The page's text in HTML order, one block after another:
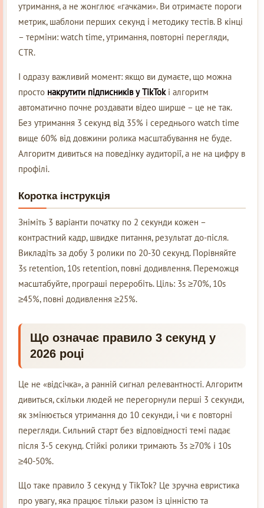
утримання, а не жонглює «гачками». Ви отримаєте пороги
метрик, шаблони перших секунд і методику тестів. В кінці
– терміни: watch time, утримання, повторні перегляди,
CTR.
І одразу важливий момент: якщо ви думаєте, що можна
просто накрутити підписників у TikTokі алгоритм
автоматично почне роздавати відео ширше – це не так.
Без утримання 3 секунд від 35% і середнього watch time
вище 60% від довжини ролика масштабування не буде.
Алгоритм дивиться на поведінку аудиторії, а не на цифру в
профілі.
Коротка інструкція
Зніміть 3 варіанти початку по 2 секунди кожен –
контрастний кадр, швидке питання, результат до-після.
Викладіть за добу 3 ролики по 20-30 секунд. Порівняйте
3s retention, 10s retention, повні додивлення. Переможця
масштабуйте, програші переробіть. Ціль: 3s ≥70%, 10s
≥45%, повні додивлення ≥25%.
Що означає правило 3 секунд у
2026 році
Це не «відсічка», а ранній сигнал релевантності. Алгоритм
дивиться, скільки людей не перегорнули перші 3 секунди,
як змінюється утримання до 10 секунди, і чи є повторні
перегляди. Сильний старт без відповідності темі падає
після 3-5 секунд. Стійкі ролики тримають 3s ≥70% і 10s
≥40-50%.
Що таке правило 3 секунд у TikTok? Це зручна евристика
про увагу, яка працює тільки разом із цінністю та